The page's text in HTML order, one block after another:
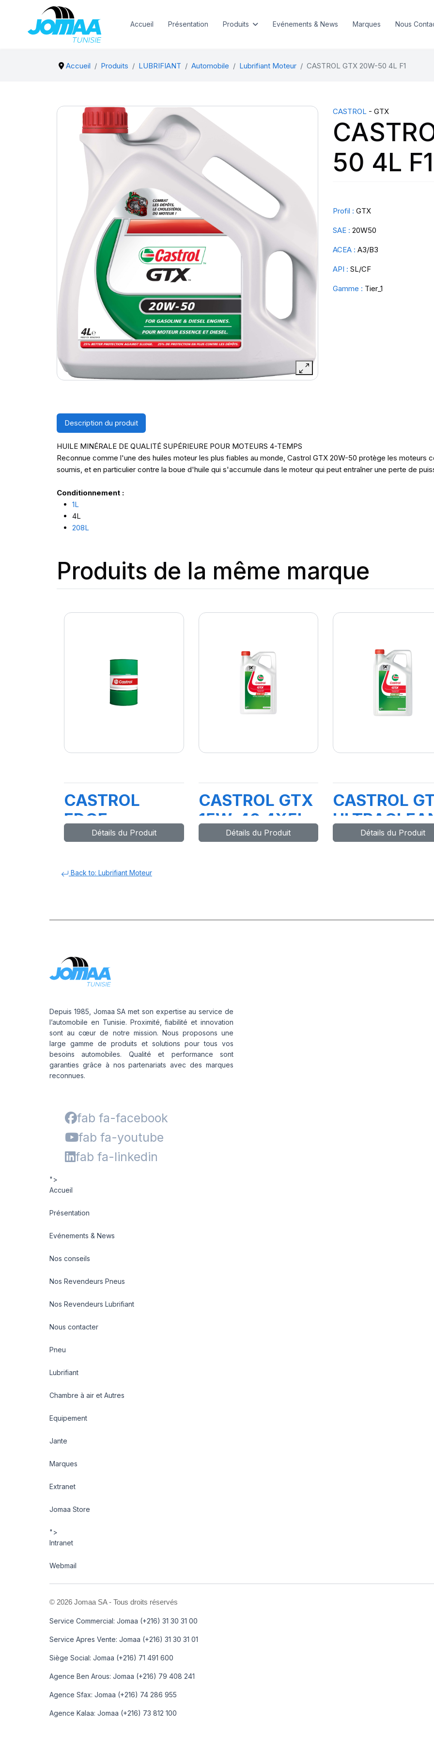
Accueil Présentation Produits Evénements & News Marques Nous
Accueil Produits LUBRIFIANT Automobile Lubrifiant Moteur CASTROL GTX 20W-50 4L F1
CASTROL - GTX
50 4L F1
Profil : GTX
SAE : 20W50
ACEA : A3/B3
API : SL/CF
Gamme : Tier_1
Description du produit
HUILE MINÉRALE DE QUALITÉ SUPÉRIEURE POUR MOTEURS 4-TEMPS
Reconnue comme l'une des huiles moteur les plus fiables au monde, Castrol GTX 20W-50 protège les moteurs
soumis, et en particulier contre la boue d'huile qui s'accumule dans le moteur qui peut entraîner une perte de
Conditionnement :
1L
4L
208L
Produits de la même marque
CASTROL
EDGE
PROFESSIONAL
Détails du Produit
CASTROL GTX
15W-40 4X5L
FW01 (TR)
Détails du Produit
CASTROL
10W-40 A3/
Détails du Produit
Back to: Lubrifiant Moteur
Depuis 1985, Jomaa SA met son expertise au service de
l’automobile en Tunisie. Proximité, fiabilité et innovation
sont au cœur de notre mission. Nous proposons une
large gamme de produits et solutions pour tous vos
besoins automobiles. Qualité et performance sont
garanties grâce à nos partenariats avec des marques
reconnues.
fab fa-facebook
fab fa-youtube
fab fa-linkedin
">
Accueil
Présentation
Evénements & News
Nos conseils
Nos Revendeurs Pneus
Nos Revendeurs Lubrifiant
Nous contacter
Pneu
Lubrifiant
Chambre à air et Autres
Equipement
Jante
Marques
Extranet
Jomaa Store
">
Intranet
Webmail
© 2026 Jomaa SA - Tous droits réservés
Service Commercial: Jomaa (+216) 31 30 31 00
Service Apres Vente: Jomaa (+216) 31 30 31 01
Siège Social: Jomaa (+216) 71 491 600
Agence Ben Arous: Jomaa (+216) 79 408 241
Agence Sfax: Jomaa (+216) 74 286 955
Agence Kalaa: Jomaa (+216) 73 812 100